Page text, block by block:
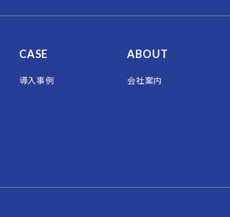
CASE
導入事例
ABOUT
会社案内